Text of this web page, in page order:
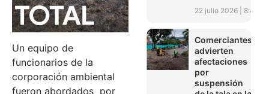
Un equipo de
funcionarios de la
corporación ambiental
fueron abordados por
22 julio 2026 8:45
Comerciantes
advierten
afectaciones
por
suspensión